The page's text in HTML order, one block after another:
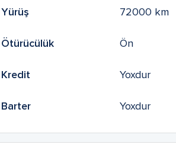
Yürüş 72000 km
Ötürücülük Ön
Kredit Yoxdur
Barter Yoxdur